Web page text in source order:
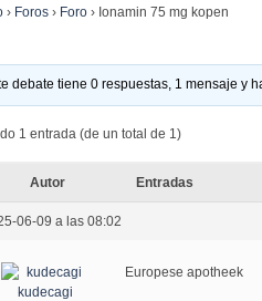
› Foros › Foro › Ionamin 75 mg kopen
debate tiene 0 respuestas, 1 mensaje y
1 entrada (de un total de 1)
Autor Entradas
06-09 a las 08:02
Europese apotheek